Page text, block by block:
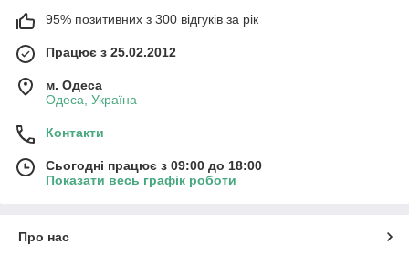
95% позитивних з 300 відгуків за рік
Працює з 25.02.2012
м. Одеса
Одеса, Україна
Контакти
Сьогодні працює з 09:00 до 18:00
Показати весь графік роботи
Про нас